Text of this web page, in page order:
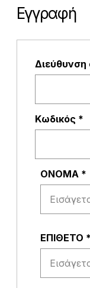
Εγγραφή
Διεύθυνση
Κωδικός *
ΟΝΟΜΑ *
ΕΠΙΘΕΤΟ *